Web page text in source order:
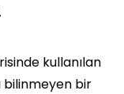
kullanılan
bilinmeyen bir